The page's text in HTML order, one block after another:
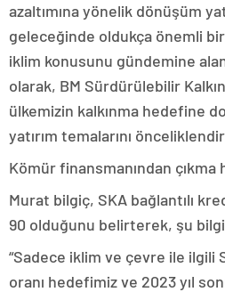
azaltımına yönelik dönüşüm
geleceğinde oldukça önemli
iklim konusunu gündemine
olarak, BM Sürdürülebilir
ülkemizin kalkınma hedefine
yatırım temalarını
Kömür finansmanından çıkma
Murat bilgiç, SKA bağlantılı
90 olduğunu belirterek, şu
“Sadece iklim ve çevre ile ilgili
oranı hedefimiz ve 2023 yıl